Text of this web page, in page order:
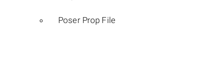
Poser Prop File